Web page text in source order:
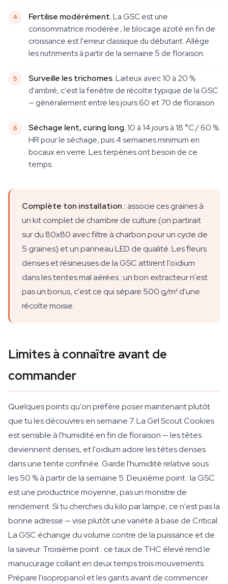
Fertilise modérément.La GSC est une
consommatrice modérée ; le blocage azoté en fin de
croissance est l'erreur classique du débutant. Allège
les nutriments à partir de la semaine 5 de floraison.
Surveille les trichomes.Laiteux avec 10 à 20 %
d'ambré, c'est la fenêtre de récolte typique de la GSC
— généralement entre les jours 60 et 70 de floraison.
Séchage lent, curing long.10 à 14 jours à 18 °C / 60 %
HR pour le séchage, puis 4 semaines minimum en
bocaux en verre. Les terpènes ont besoin de ce
temps.
Complète ton installation :associe ces graines à
un kit complet de chambre de culture (on partirait
sur du 80x80 avec filtre à charbon pour un cycle de
5 graines) et un panneau LED de qualité. Les fleurs
denses et résineuses de la GSC attirent l'oïdium
dans les tentes mal aérées : un bon extracteur n'est
pas un bonus, c'est ce qui sépare 500 g/m² d'une
récolte moisie.
Limites à connaître avant de
commander
Quelques points qu'on préfère poser maintenant plutôt
que tu les découvres en semaine 7. La Girl Scout Cookies
est sensible à l'humidité en fin de floraison — les têtes
deviennent denses, et l'oïdium adore les têtes denses
dans une tente confinée. Garde l'humidité relative sous
les 50 % à partir de la semaine 5. Deuxième point : la GSC
est une productrice moyenne, pas un monstre de
rendement. Si tu cherches du kilo par lampe, ce n'est pas la
bonne adresse — vise plutôt une variété à base de Critical.
La GSC échange du volume contre de la puissance et de
la saveur. Troisième point : ce taux de THC élevé rend le
manucurage collant en deux temps trois mouvements.
Prépare l'isopropanol et les gants avant de commencer.